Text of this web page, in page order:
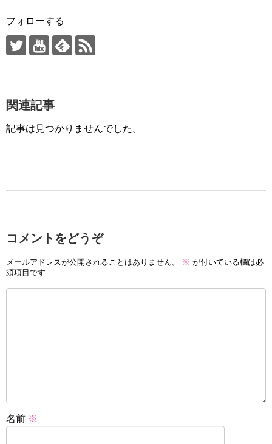
フォローする
関連記事
記事は見つかりませんでした。
コメントをどうぞ
メールアドレスが公開されることはありません。 ※ が付いている欄は必
須項目です
名前 ※